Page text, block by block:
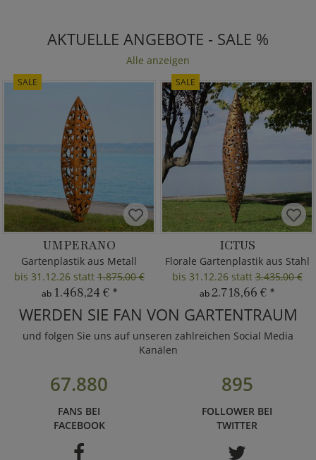
AKTUELLE ANGEBOTE - SALE %
Alle anzeigen
SALE
UMPERANO
Gartenplastik aus Metall
bis 31.12.26 statt1.875,00 €
ab 1.468,24 € *
SALE
ICTUS
Florale Gartenplastik aus Stahl
bis 31.12.26 statt3.435,00 €
ab2.718,66 € *
WERDEN SIE FAN VON GARTENTRAUM
und folgen Sie uns auf unseren zahlreichen Social Media
Kanälen
67.880
FANS BEI
FACEBOOK
895
FOLLOWER BEI
TWITTER